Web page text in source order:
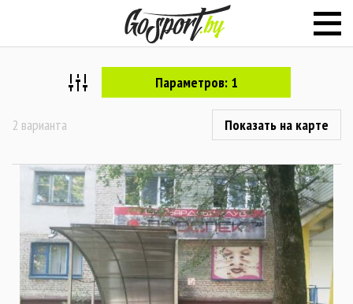
Параметров: 1
2 варианта Показать на карте